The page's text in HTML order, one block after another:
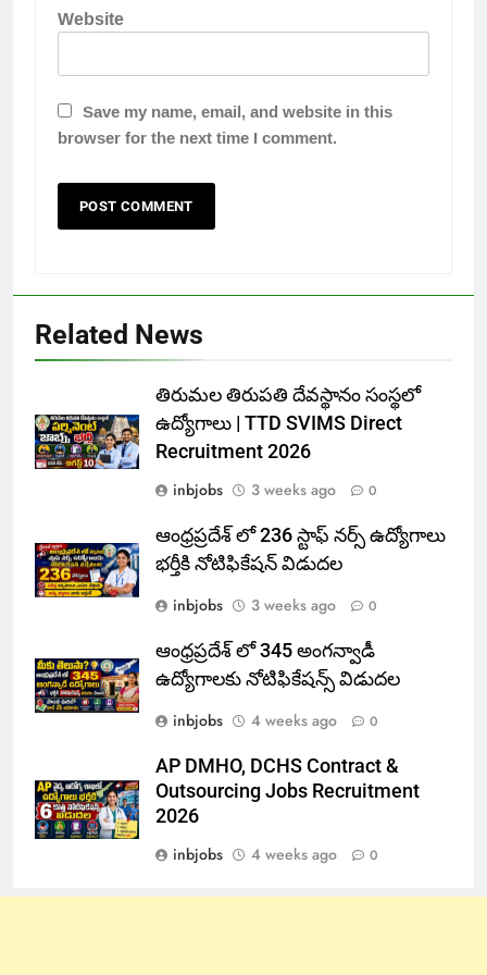
Website
Save my name, email, and website in this
browser for the next time I comment.
Related News
తిరుమల తిరుపతి దేవస్థానం సంస్థలో
ఉద్యోగాలు | TTD SVIMS Direct
Recruitment 2026
inbjobs
3 weeks ago 0
ఆంధ్రప్రదేశ్ లో 236 స్టాఫ్ నర్స్ ఉద్యోగాలు
భర్తీకి నోటిఫికేషన్ విడుదల
inbjobs
3 weeks ago 0
ఆంధ్రప్రదేశ్ లో 345 అంగన్వాడీ
ఉద్యోగాలకు నోటిఫికేషన్స్ విడుదల
inbjobs
4 weeks ago 0
AP DMHO, DCHS Contract &
Outsourcing Jobs Recruitment
2026
inbjobs
4 weeks ago 0